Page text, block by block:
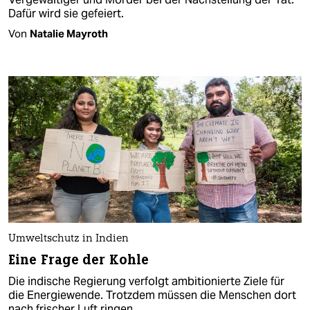
Dafür wird sie gefeiert.
Von Natalie Mayroth
Umweltschutz in Indien
Eine Frage der Kohle
Die indische Regierung verfolgt ambitionierte Ziele für
die Energiewende. Trotzdem müssen die Menschen dort